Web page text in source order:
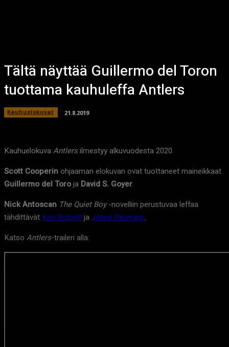
Tältä näyttää Guillermo del Toron
tuottama kauhuleffa Antlers
Kauhuelokuvat 21.8.2019
KauhuelokuvaAntlersilmestyy alkuvuodesta 2020.
Scott Cooperinohjaaman elokuvan ovat tuottaneet maineikkaat
Guillermo del Toroja David S. Goyer.
Nick Antoscan The Quiet Boy-novelliin perustuvaa leffaa
tähdittävät Keri Russell jaJesse Plemons.
Katso Antlers-traileri alla: